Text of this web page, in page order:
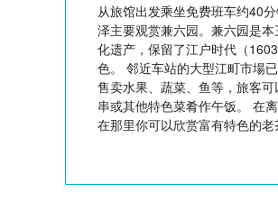
从旅馆出发乘坐免费班车约40
泽主要观赏兼六园。兼六园是
化遗产，保留了江户时代（
色。 邻近车站的大型江町市場
售卖水果、蔬菜、鱼等，旅客
串或其他特色菜肴作午饭。 在
在那里你可以欣赏富有特色的老